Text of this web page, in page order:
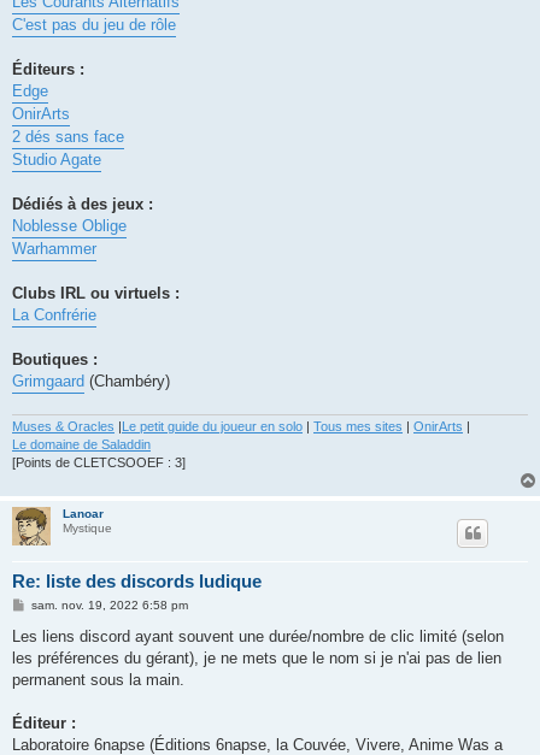
e
C'est pas du jeu de rôle
Éditeurs :
Edge
OnirArts
2 dés sans face
Studio Agate
Dédiés à des jeux :
Noblesse Oblige
Warhammer
Clubs IRL ou virtuels :
La Confrérie
Boutiques :
Grimgaard (Chambéry)
Muses & Oracles Le petit guide du joueur en solo Tous mes sites OnirArts
Le domaine de Saladdin
[Points de CLETCSOOEF : 3]
Lanoar
Mystique
Re: liste des discords ludique
M
s
a
g
sam. nov. 19, 2022 6:58 pm
Les liens discord ayant souvent une durée/nombre de clic limité (selon
les préférences du gérant), je ne mets que le nom si je n'ai pas de lien
permanent sous la main.
Éditeur :
Laboratoire 6napse (Éditions 6napse, la Couvée, Vivere, Anime Was a